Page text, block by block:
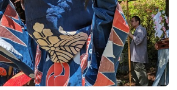
ら子どもまで幅広く楽しめるスキーリゾー
んのふわふわ滑り台とそりコース・初心者
ンタルもあります。リフトに乗れないお子
ーがあるから安心♪